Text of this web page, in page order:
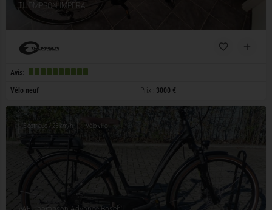
THOMPSON IMPERA
Avis:
Vélo neuf Prix : 3000 €
Electrique / 25 km/h Vélo ville